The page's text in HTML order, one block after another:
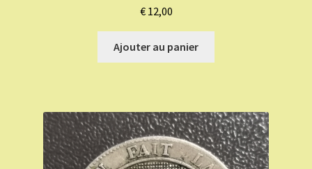
€12,00
Ajouter au panier